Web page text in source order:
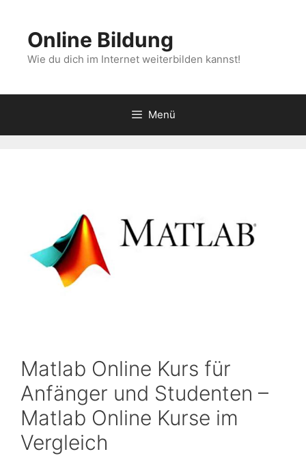
springenOnline Bildung
Wie du dich im Internet weiterbilden kannst!
Menü
Matlab Online Kurs für
Anfänger und Studenten –
Matlab Online Kurse im
Vergleich